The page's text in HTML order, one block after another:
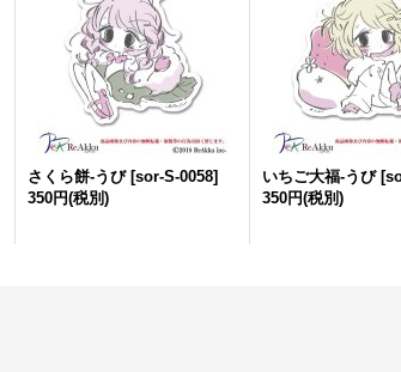
さくら餅-うび [sor-S-0058]
350円(税別)
いちご大福-うび [
350円(税別)